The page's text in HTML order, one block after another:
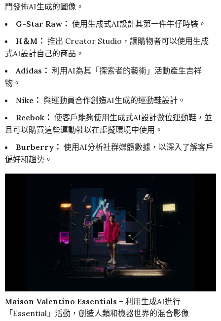
門發佈AI生成的圖像。
G-Star Raw： 使用生成式AI設計其第一件牛仔時裝。
H＆M： 推出 Creator Studio，讓購物者可以使用生成
式AI設計自己的商品。
Adidas： 利用AI為其「探索者的藝術」活動產生吉祥
物。
Nike： 與運動員合作創造AI生成的運動鞋設計。
Reebok： 使客戶能夠使用生成式AI設計數位運動鞋，並
且可以購買這些運動鞋以在虛擬環境中使​​用。
Burberry： 使用AI分析社群媒體數據，以深入了解客戶
偏好和趨勢。
Maison Valentino Essentials – 利用生成AI進行
「Essential」活動，創造人類和機器世界的混合影像